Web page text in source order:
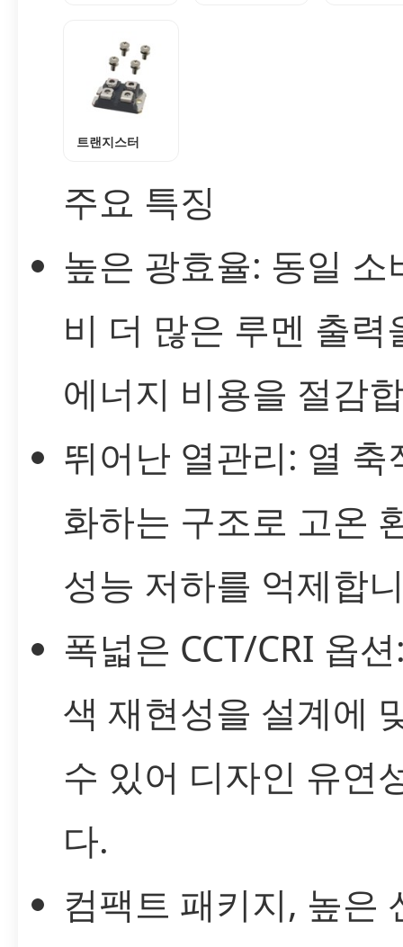
트랜지스터
주요 특징
높은 광효율: 동일 소
비 더 많은 루멘 출력
에너지 비용을 절감
뛰어난 열관리: 열 축
화하는 구조로 고온
성능 저하를 억제합
폭넓은 CCT/CRI 옵
색 재현성을 설계에
수 있어 디자인 유연
다.
컴팩트 패키지, 높은